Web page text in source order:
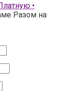
•
Разом на